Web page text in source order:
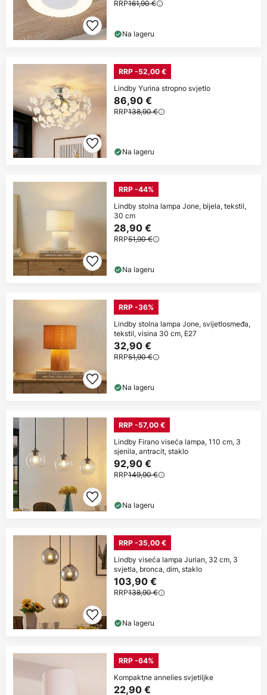
RRP161,90 €
Na lageru
RRP -52,00 €
Lindby Yurina stropno svjetlo
86,90 €
RRP138,90 €
Na lageru
RRP -44%
Lindby stolna lampa Jone, bijela, tekstil,
30 cm
28,90 €
RRP51,90 €
Na lageru
RRP -36%
Lindby stolna lampa Jone, svijetlosmeđa,
tekstil, visina 30 cm, E27
32,90 €
RRP51,90 €
Na lageru
RRP -57,00 €
Lindby Firano viseća lampa, 110 cm, 3
sjenila, antracit, staklo
92,90 €
RRP149,90 €
Na lageru
RRP -35,00 €
Lindby viseća lampa Jurian, 32 cm, 3
svjetla, bronca, dim, staklo
103,90 €
RRP138,90 €
Na lageru
RRP -64%
Kompaktne annelies svjetiljke
22,90 €